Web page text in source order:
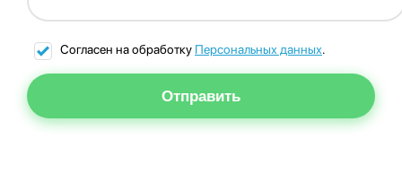
Согласен на обработку Персональных данных.
Отправить